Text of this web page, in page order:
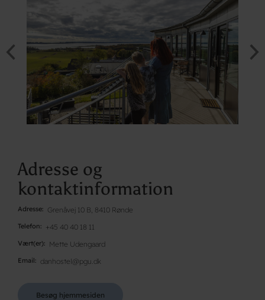
Adresse og
kontaktinformation
Adresse Grenåvej 10 B, 8410 Rønde
Telefon +45 40 40 18 11
Vært(er) Mette Udengaard
Email danhostel@pgu.dk
Besøg hjemmesiden